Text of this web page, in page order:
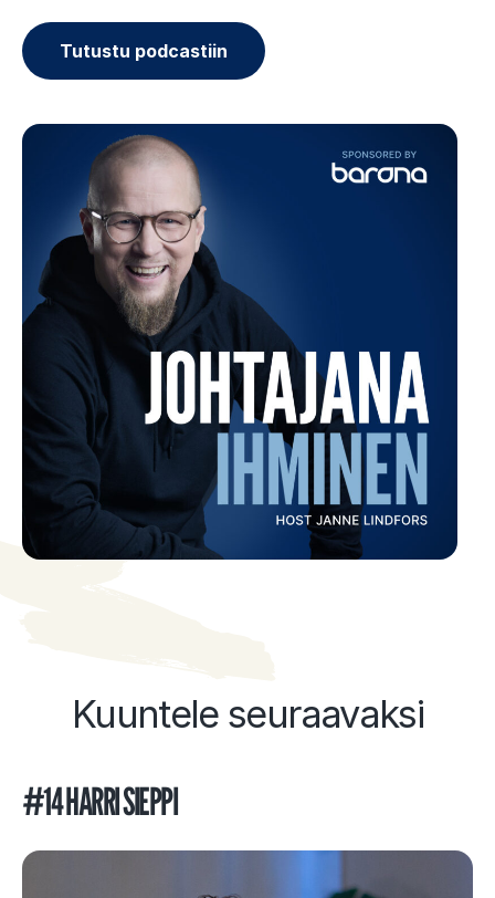
Tutustu podcastiin
Kuuntele seuraavaksi
#14 HARRI SIEPPI